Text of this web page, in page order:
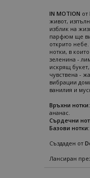
IN MOTION от
живот,
изблик на
парфюм ще ви
открито
нотки, в
зеленина -
искрящ
чувствена -
вибрации
ванилия и
Връхни нотки:
ананас.
Сърдечни
Базови нотки:
Създаден от
Лансиран